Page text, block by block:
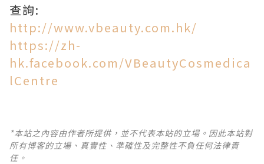
查詢:
http://www.vbeauty.com.hk/
https://zh-
hk.facebook.com/VBeautyCosmedica
lCentre
*本站之內容由作者所提供，並不代表本站的立場。因此本站對
所有博客的立場、真實性、準確性及完整性不負任何法律責
任。